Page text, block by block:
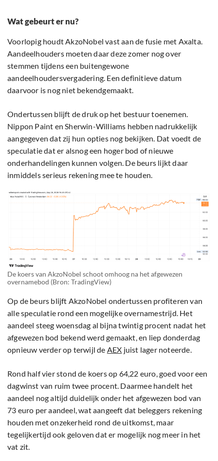
Wat gebeurt er nu?
Voorlopig houdt AkzoNobel vast aan de fusie met Axalta.
Aandeelhouders moeten daar deze zomer nog over
stemmen tijdens een buitengewone
aandeelhoudersvergadering. Een definitieve datum
daarvoor is nog niet bekendgemaakt.
Ondertussen blijft de druk op het bestuur toenemen.
Nippon Paint en Sherwin-Williams hebben nadrukkelijk
aangegeven dat zij hun opties nog bekijken. Dat voedt de
speculatie dat er alsnog een hoger bod of nieuwe
onderhandelingen kunnen volgen. De beurs lijkt daar
inmiddels serieus rekening mee te houden.
De koers van AkzoNobel schoot omhoog na het afgewezen
overnamebod (Bron: TradingView)
Op de beurs blijft AkzoNobel ondertussen profiteren van
alle speculatie rond een mogelijke overnamestrijd. Het
aandeel steeg woensdag al bijna twintig procent nadat het
afgewezen bod bekend werd gemaakt, en liep donderdag
opnieuw verder op terwijl de AEX juist lager noteerde.
Rond half vier stond de koers op 64,22 euro, goed voor een
dagwinst van ruim twee procent. Daarmee handelt het
aandeel nog altijd duidelijk onder het afgewezen bod van
73 euro per aandeel, wat aangeeft dat beleggers rekening
houden met onzekerheid rond de uitkomst, maar
tegelijkertijd ook geloven dat er mogelijk nog meer in het
vat zit.